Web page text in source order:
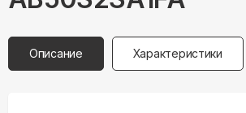
Описание Характеристики